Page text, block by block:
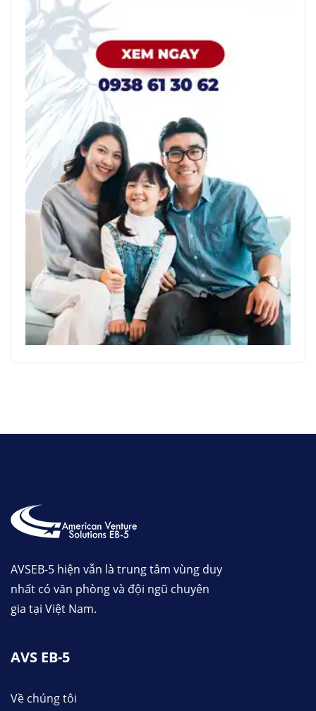
AVSEB-5 hiện vẫn là trung tâm vùng duy
nhất có văn phòng và đội ngũ chuyên
gia tại Việt Nam.
AVS EB-5
Về chúng tôi